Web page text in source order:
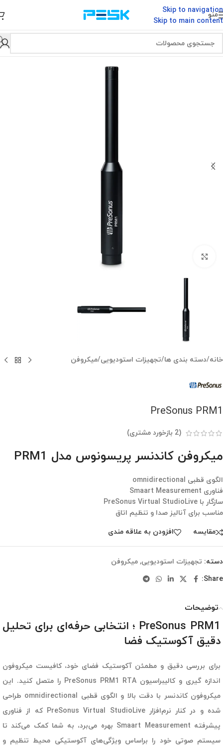
Skip to navigation
Skip to main content
منو
خانه/دسته بندی ها/تجهیزات استودیویی/میکروفن
PreSonus PRM1
(
2 بازخورد مشتری)
میکروفن کاندنسر پریسونوس مدل PRM1
الگوی قطبی omnidirectional
فناوری Smaart Measurement
سازگار با PreSonus Virtual StudioLive
مناسب برای آنالیز صدا و تنظیم اتاق
مقایسه افزودن به علاقه مندی
دسته: تجهیزات استودیویی, میکروفن
Share:
توضیحات
PreSonus PRM1 ؛ انتخابی حرفه‌ای برای تحلیل
دقیق آکوستیک فضا
برای بررسی دقیق و مطمئن آکوستیک فضای خود، کافیست میکروفون
اندازه گیری و کالیبراسیون PreSonus PRM1 RTA را متصل کنید. این
میکروفون کاندنسر با دقت بالا و الگوی قطبی omnidirectional طراحی
شده و در کنار نرم‌افزار PreSonus Virtual StudioLive که از فناوری
پیشرفته Smaart Measurement بهره می‌برد، به شما کمک می‌کند تا
سیستم صوتی خود را براساس ویژگی‌های آکوستیکی محیط تنظیم و